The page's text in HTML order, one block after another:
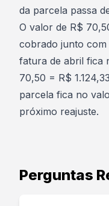
da parcela passa
O valor de R$
cobrado junto com
fatura de abril fica
70,50 = R$
parcela fica no
próximo reajuste.
Perguntas